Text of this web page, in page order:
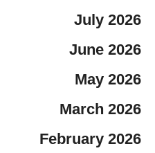
July 2026
June 2026
May 2026
March 2026
February 2026